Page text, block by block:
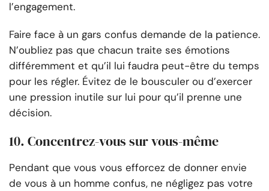
l’engagement.
Faire face à un gars confus demande de la patience.
N’oubliez pas que chacun traite ses émotions
différemment et qu’il lui faudra peut-être du temps
pour les régler. Évitez de le bousculer ou d’exercer
une pression inutile sur lui pour qu’il prenne une
décision.
10. Concentrez-vous sur vous-même
Pendant que vous vous efforcez de donner envie
de vous à un homme confus, ne négligez pas votre